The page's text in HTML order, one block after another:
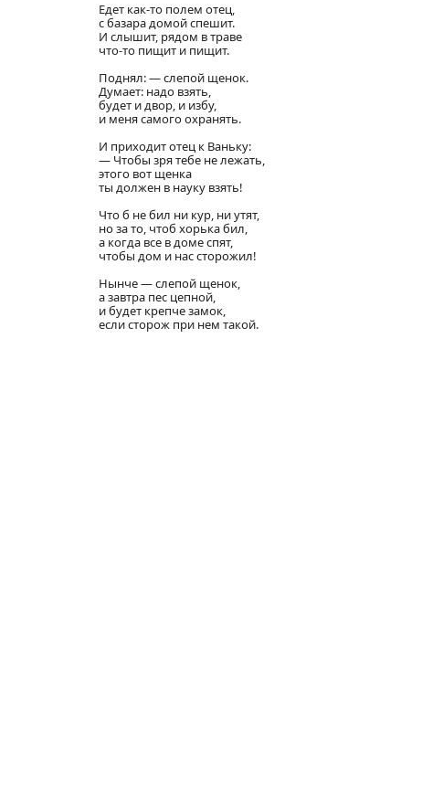
Едет как-то полем отец,
с базара домой спешит.
И слышит, рядом в траве
что-то пищит и пищит.
Поднял: — слепой щенок.
Думает: надо взять,
будет и двор, и избу,
и меня самого охранять.
И приходит отец к Ваньку:
— Чтобы зря тебе не лежать,
этого вот щенка
ты должен в науку взять!
Что б не бил ни кур, ни утят,
но за то, чтоб хорька бил,
а когда все в доме спят,
чтобы дом и нас сторожил!
Нынче — слепой щенок,
а завтра пес цепной,
и будет крепче замок,
если сторож при нем такой.